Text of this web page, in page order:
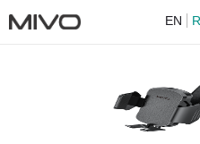
EN